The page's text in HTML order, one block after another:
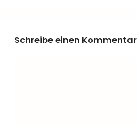
Schreibe einen Kommentar